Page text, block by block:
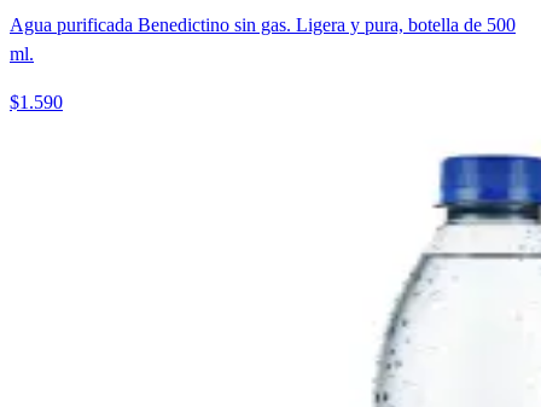
Agua purificada Benedictino sin gas. Ligera y pura, botella de 500
ml.
$1.590